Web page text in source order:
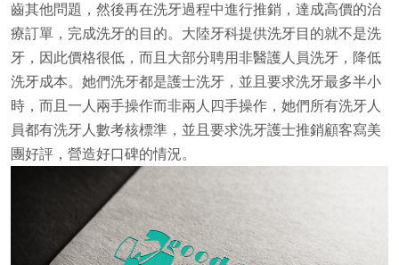
齒其他問題，然後再在洗牙過程中進行推銷，達成高價的治
療訂單，完成洗牙的目的。大陸牙科提供洗牙目的就不是洗
牙，因此價格很低，而且大部分聘用非醫護人員洗牙，降低
洗牙成本。她們洗牙都是護士洗牙，並且要求洗牙最多半小
時，而且一人兩手操作而非兩人四手操作，她們所有洗牙人
員都有洗牙人數考核標準，並且要求洗牙護士推銷顧客寫美
團好評，營造好口碑的情況。